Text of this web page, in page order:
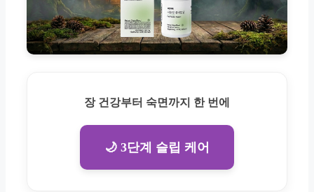
장 건강부터 숙면까지 한 번에
🌙 3단계 슬립 케어